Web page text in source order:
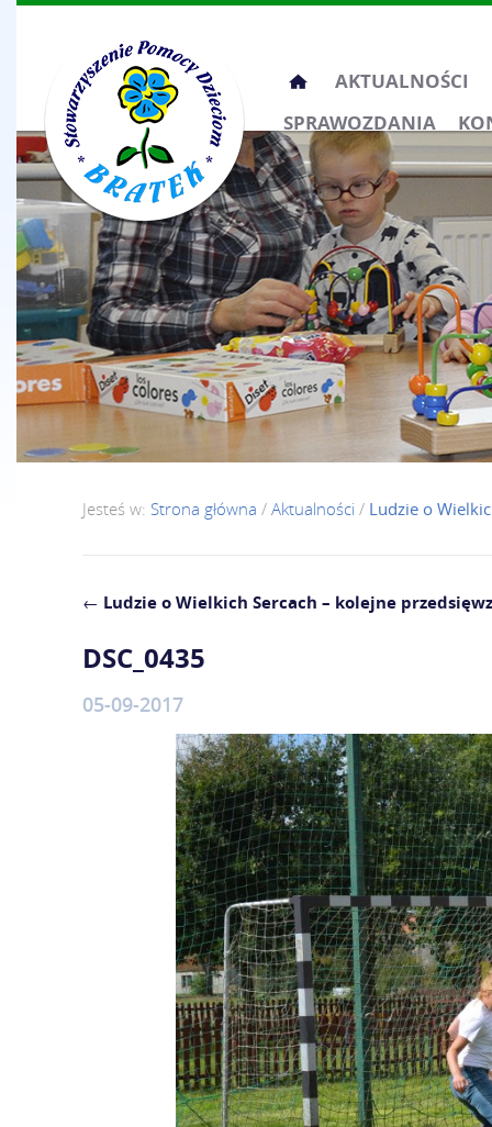
Przeskocz
do
treści
AKTUALNOŚCI
SPRAWOZDANIA
Jesteś w: Strona główna / Aktualności / Ludzie o
← Ludzie o Wielkich Sercach – kolejne
DSC_0435
05-09-2017